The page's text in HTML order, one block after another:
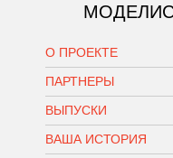
О ПРОЕКТЕ
ПАРТНЕРЫ
ВЫПУСКИ
ВАША ИСТОРИЯ